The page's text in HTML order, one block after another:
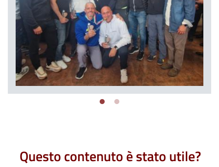
Questo contenuto è stato utile?